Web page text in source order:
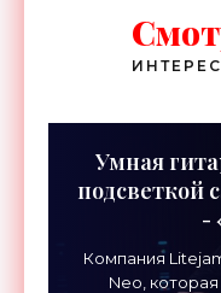
Умная
подсветкой
-
Компания
Neo,